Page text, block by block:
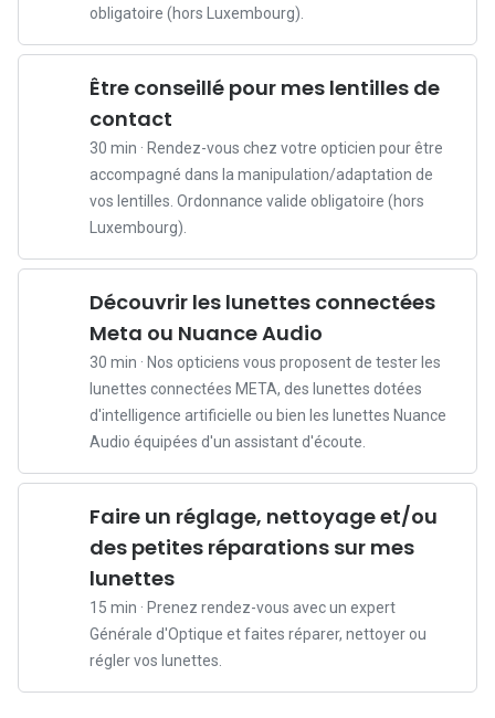
e
-
o
u
s
o
r
n
e
n
t
?
obligatoire (hors Luxembourg).
Être conseillé pour mes lentilles de
contact
30 min · Rendez-vous chez votre opticien pour être
accompagné dans la manipulation/adaptation de
vos lentilles. Ordonnance valide obligatoire (hors
Luxembourg).
Découvrir les lunettes connectées
Meta ou Nuance Audio
30 min · Nos opticiens vous proposent de tester les
lunettes connectées META, des lunettes dotées
d'intelligence artificielle ou bien les lunettes Nuance
Audio équipées d'un assistant d'écoute.
Faire un réglage, nettoyage et/ou
des petites réparations sur mes
lunettes
15 min · Prenez rendez-vous avec un expert
Générale d'Optique et faites réparer, nettoyer ou
régler vos lunettes.